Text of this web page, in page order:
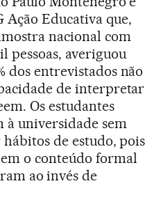
Ação Educativa que,
nacional com
pessoas, averiguou
dos entrevistados não
de interpretar
Os estudantes
à universidade sem
de estudo, pois
o conteúdo formal
ao invés de